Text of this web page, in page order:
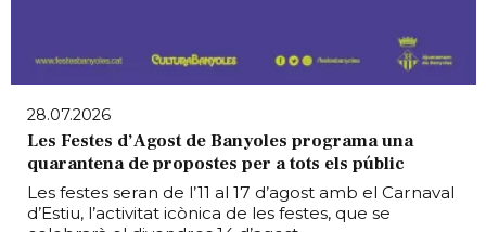
28.07.2026
Les Festes d’Agost de Banyoles programa una
quarantena de propostes per a tots els públic
Les festes seran de l’11 al 17 d’agost amb el Carnaval
d’Estiu, l’activitat icònica de les festes, que se